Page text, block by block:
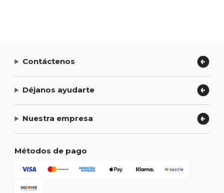
Contáctenos
Déjanos ayudarte
Nuestra empresa
Métodos de pago